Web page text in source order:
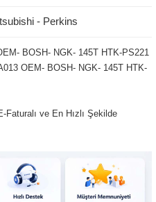
- Perkins
BOSH- NGK- 145T HTK-PS221
OEM- BOSH- NGK- 145T HTK-
ve En Hızlı Şekilde